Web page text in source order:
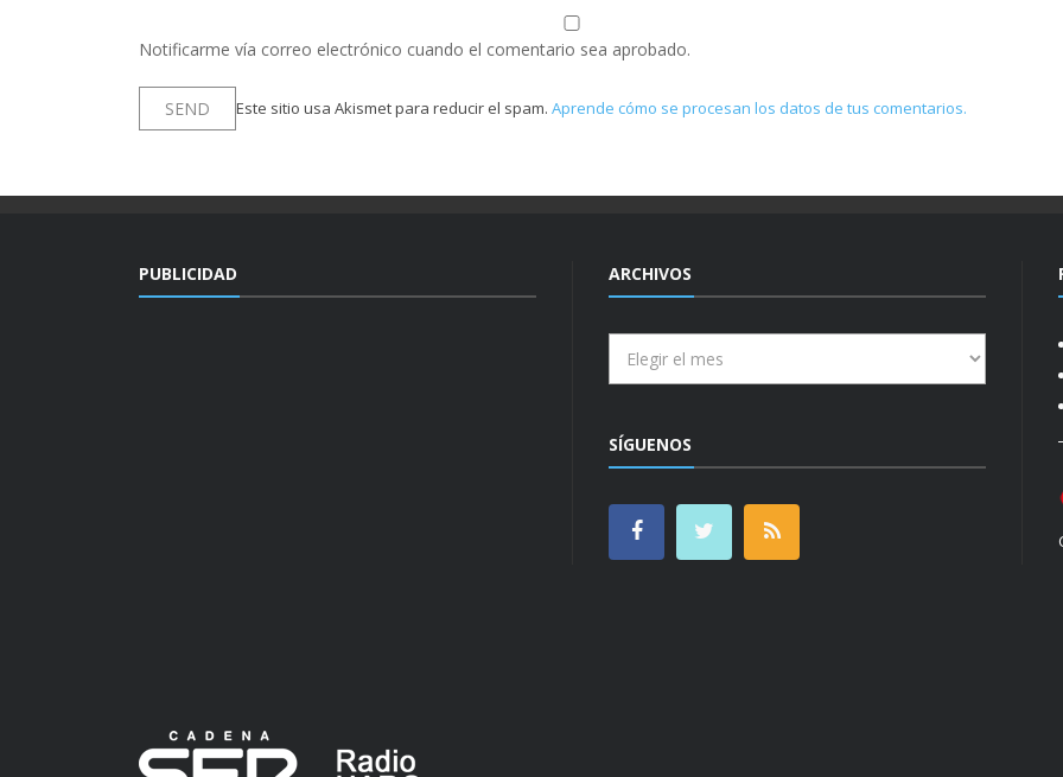
Notificarme vía correo electrónico cuando el comentario sea aprobado.
Este sitio usa Akismet para reducir el spam. Aprende cómo se procesan los datos de tus comentarios.
PUBLICIDAD ARCHIVOS
SÍGUENOS